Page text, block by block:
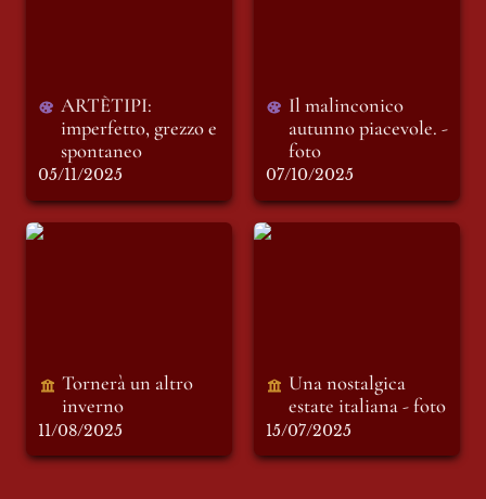
ARTÈTIPI:
imperfetto, grezzo e
spontaneo
05/11/2025
Il malinconico
autunno piacevole. -
foto
07/10/2025
Tornerà un altro
Tornerà un altro
inverno
11/08/2025
Una nostalgica
Una nostalgica
estate italiana - foto
15/07/2025